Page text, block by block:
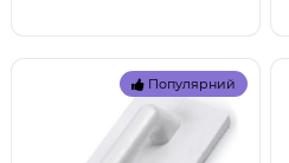
Популярний